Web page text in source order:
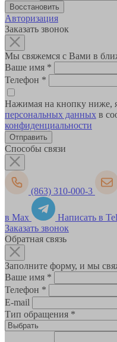
Авторизация
Заказать звонок
Мы свяжемся с Вами в
Ваше имя *
Телефон *
Нажимая на кнопку ниже,
персональных данных в
конфиденциальности
Способы связи
(863) 310-000-3
в Max
Написать в
Заказать звонок
Обратная связь
Заполните форму, и мы
Ваше имя *
Телефон *
E-mail
Тип обращения *